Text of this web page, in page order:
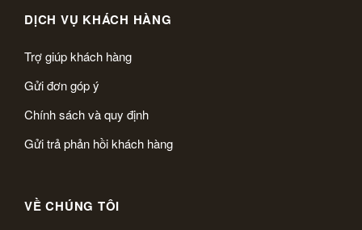
DỊCH VỤ KHÁCH HÀNG
Trợ giúp khách hàng
Gửi đơn góp ý
Chính sách và quy định
Gửi trả phản hồi khách hàng
VỀ CHÚNG TÔI